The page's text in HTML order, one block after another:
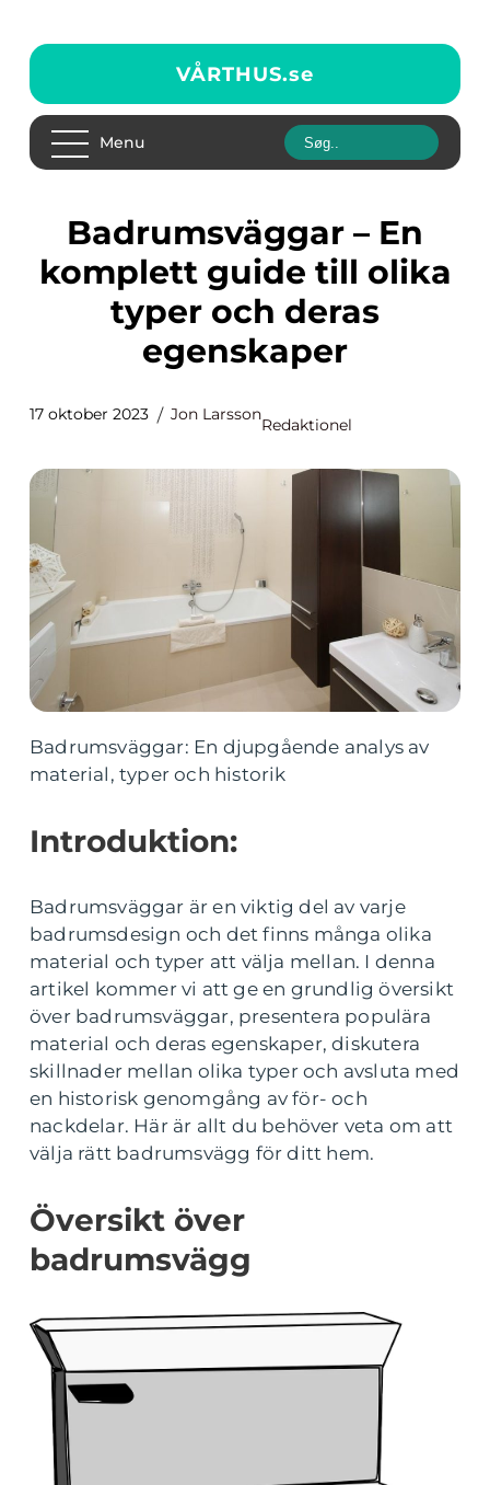
VÅRTHUS.se
Menu
Badrumsväggar – En
komplett guide till olika
typer och deras
egenskaper
17 oktober 2023 Jon Larsson
Redaktionel
Badrumsväggar: En djupgående analys av
material, typer och historik
Introduktion:
Badrumsväggar är en viktig del av varje
badrumsdesign och det finns många olika
material och typer att välja mellan. I denna
artikel kommer vi att ge en grundlig översikt
över badrumsväggar, presentera populära
material och deras egenskaper, diskutera
skillnader mellan olika typer och avsluta med
en historisk genomgång av för- och
nackdelar. Här är allt du behöver veta om att
välja rätt badrumsvägg för ditt hem.
Översikt över
badrumsvägg